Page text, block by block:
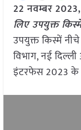
22 नवम्बर
लिए उपयुक्त
उपयुक्त किस्में
विभाग, नई
इंटरफेस 2023 के